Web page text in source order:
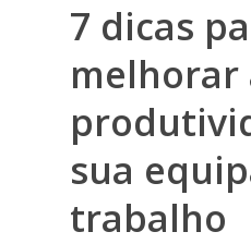
7 dicas
melhorar
sua
trabalho